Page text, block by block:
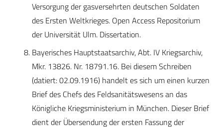
Versorgung der gasversehrten deutschen Soldaten
des Ersten Weltkrieges. Open Access Repositorium
der Universität Ulm. Dissertation.
Bayerisches Hauptstaatsarchiv, Abt. IV Kriegsarchiv,
Mkr. 13826. Nr. 18791.16. Bei diesem Schreiben
(datiert: 02.09.1916) handelt es sich um einen kurzen
Brief des Chefs des Feldsanitätswesens an das
Königliche Kriegsministerium in München. Dieser Brief
dient der Übersendung der ersten Fassung der